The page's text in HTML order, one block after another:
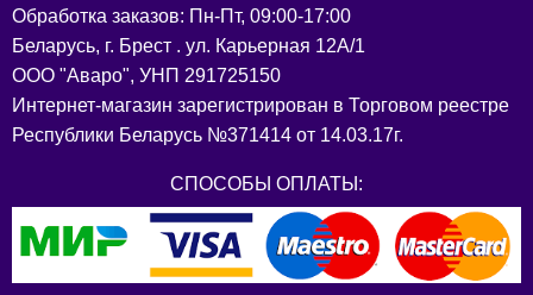
Обработка заказов: Пн-Пт, 09:00-17:00
Беларусь, г. Брест . ул. Карьерная 12А/1
ООО "Аваро", УНП 291725150
Интернет-магазин зарегистрирован в Торговом реестре
Республики Беларусь №371414 от 14.03.17г.
СПОСОБЫ ОПЛАТЫ: